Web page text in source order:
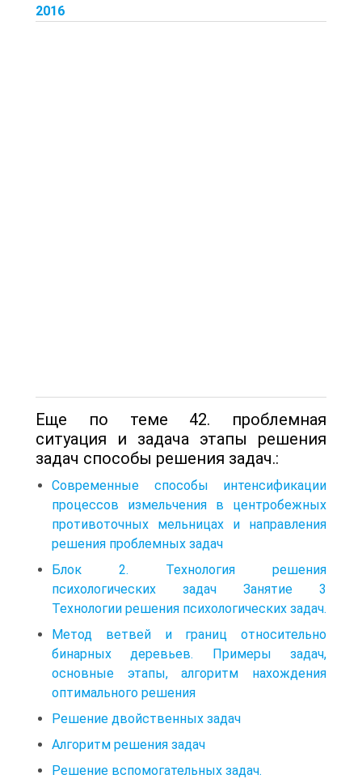
2016
Еще по теме 42. проблемная
ситуация и задача этапы решения
задач способы решения задач.:
Современные способы интенсификации
процессов измельчения в центробежных
противоточных мельницах и направления
решения проблемных задач
Блок 2. Технология решения
психологических задач Занятие 3
Технологии решения психологических задач.
Метод ветвей и границ относительно
бинарных деревьев. Примеры задач,
основные этапы, алгоритм нахождения
оптимального решения
Решение двойственных задач
Алгоритм решения задач
Решение вспомогательных задач.